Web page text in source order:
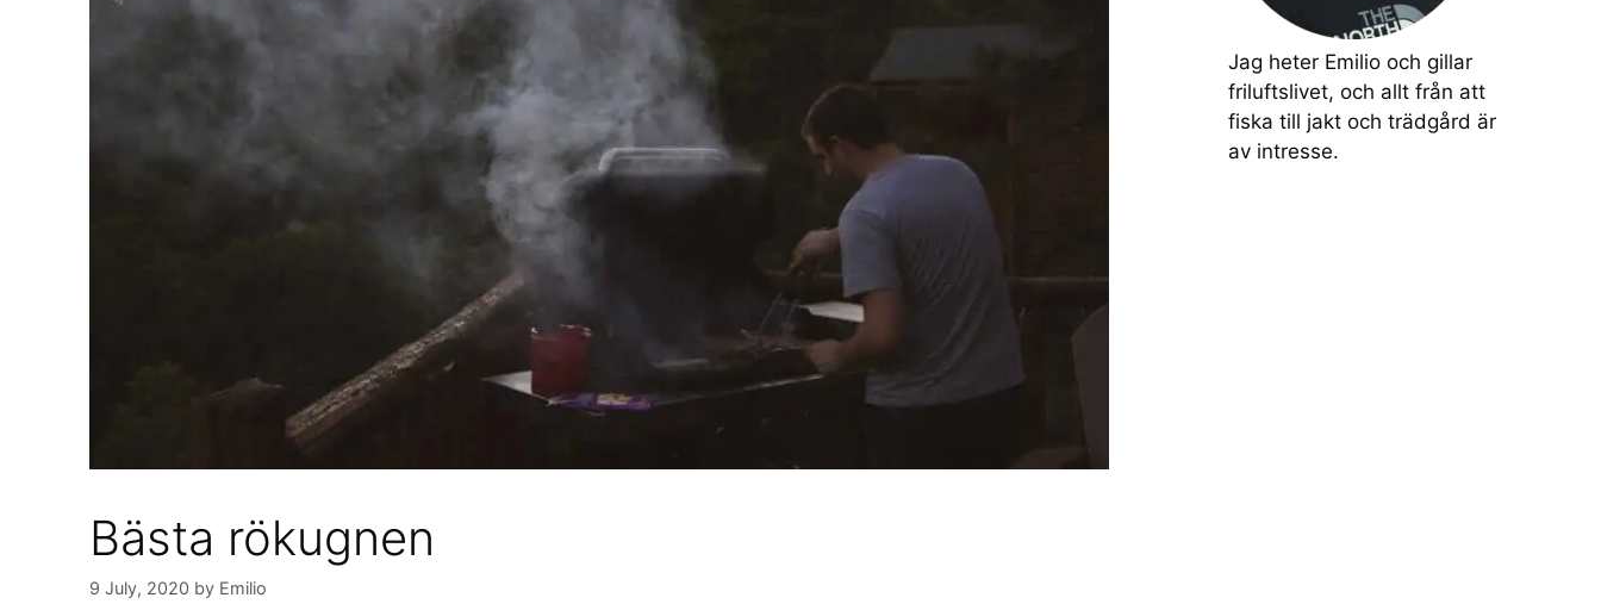
Bästa rökugnen
9 July, 2020 by Emilio
Jag heter Emilio och gillar
friluftslivet, och allt från att
fiska till jakt och trädgård är
av intresse.